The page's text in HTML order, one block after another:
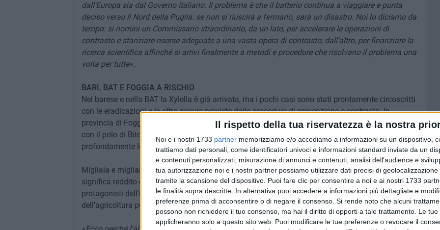
Il rispetto della tua riservatezza è la nostra
Noi e i nostri 1733 partner memorizziamo e/o accediamo a informazioni su un dispositivo,
trattiamo dati personali, come identificatori univoci e informazioni standard inviate da un
e contenuti personalizzati, misurazione di annunci e contenuti, analisi dell'audience e
tua autorizzazione noi e i nostri partner possiamo utilizzare dati precisi di
tramite la scansione del dispositivo. Puoi fare clic per consentire a noi e ai nostri 1733
le finalità sopra descritte. In alternativa puoi accedere a informazioni più dettagliate e
preferenze prima di acconsentire o di negare il consenso. Si rende noto che alcuni
possono non richiedere il tuo consenso, ma hai il diritto di opporti a tale trattamento. Le
applicheranno solo a questo sito web. Puoi modificare le tue preferenze o revocare il
dall'Europa sia dal Governo italiano. Il problema è che il batterio continua a viaggiare e punta
deciso verso il Nord della Puglia: se non si riuscirà a fermarlo, sarà un disastro. Noi lo diciamo da
tempo: si nomini un Commissario straordinario, da un lato, per accelerare le operazioni di
contrasto e stanziare risorse adeguate a una vasta opera di contrasto; dall'altro, per finanziare la
ricerca scientifica affinché si arrivi finalmente a metodi e procedure che risolvano il problema una
volta per tutte».
BARI, BAT E FOGGIA A RISCHIO
Nel barese e nella BAT la Xylella è già arrivata, ma i pochi casi sono stati prontamente circoscritti
con le eradicazioni e le altre misure previste dalle procedure di prevenzione e contrasto. In
provincia di Foggia, invece, finora non è stato riscontrato alcun caso. L'Area Metropolitana di Bari,
con il polo di Bitonto e Corato in primo piano, la BAT con Andria e la Capitanata sono territori
profondamente legati all'olivicoltura.
Migliaia e migliaia di ettari di oliveti e di aziende olivicole, centinaia di frantoi, un fatturato che
significa reddito e lavoro per donne, uomini e tanti giovani che sempre più spesso sono
protagonisti dell'innovazione di un settore, quello olivicolo-oleario, tra i più moderni e innovativi
dell'agricoltura pugliese.